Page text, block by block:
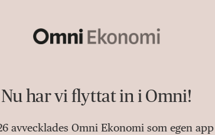
Nu har vi flyttat in i Omni!
avvecklades Omni Ekonomi som egen